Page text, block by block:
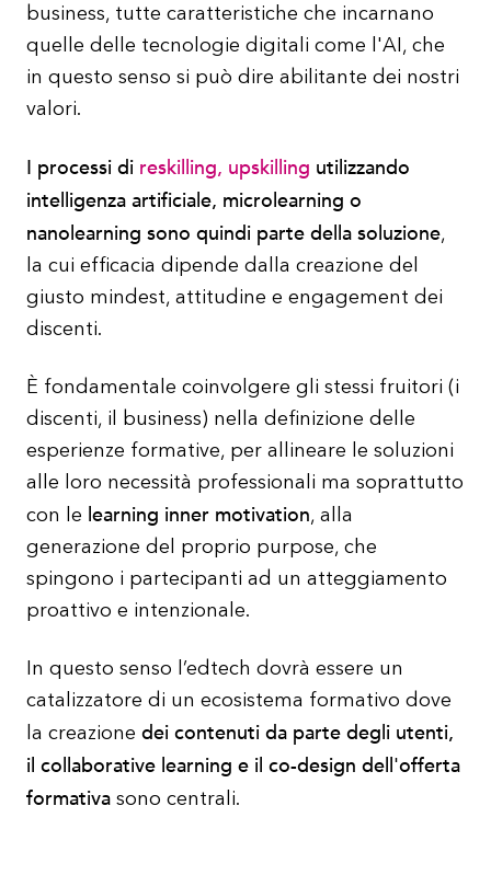
business, tutte caratteristiche che incarnano
quelle delle tecnologie digitali come l'AI, che
in questo senso si può dire abilitante dei nostri
valori.
I processi di reskilling, upskilling utilizzando
intelligenza artificiale, microlearning o
nanolearning sono quindi parte della soluzione,
la cui efficacia dipende dalla creazione del
giusto mindest, attitudine e engagement dei
discenti.
È fondamentale coinvolgere gli stessi fruitori (i
discenti, il business) nella definizione delle
esperienze formative, per allineare le soluzioni
alle loro necessità professionali ma soprattutto
con le learning inner motivation, alla
generazione del proprio purpose, che
spingono i partecipanti ad un atteggiamento
proattivo e intenzionale.
In questo senso l’edtech dovrà essere un
catalizzatore di un ecosistema formativo dove
la creazione dei contenuti da parte degli utenti,
il collaborative learning e il co-design dell'offerta
formativa sono centrali.